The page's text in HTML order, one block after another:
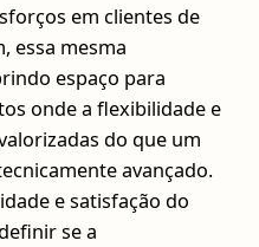
em clientes de
essa mesma
espaço para
onde a flexibilidade e
do que um
avançado.
e satisfação do
se a